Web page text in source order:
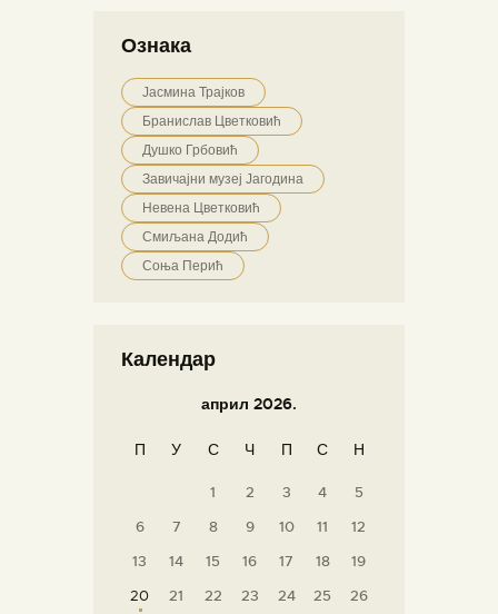
Ознака
Јасмина Трајков
Бранислав Цветковић
Душко Грбовић
Завичајни музеј Јагодина
Невена Цветковић
Смиљана Додић
Соња Перић
Календар
април 2026.
П У С Ч П С Н
1 2 3 4
5
6
7 8 9 10 11
12
13
14 15 16 17 18
19
20
21 22 23 24 25
26